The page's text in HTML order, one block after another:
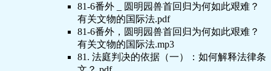
81-6番外 _ 圆明园兽首回归为何如此艰难？
有关文物的国际法.pdf
81-6番外，圆明园兽首回归为何如此艰难？
有关文物的国际法.mp3
81. 法庭判决的依据（一）：如何解释法律条